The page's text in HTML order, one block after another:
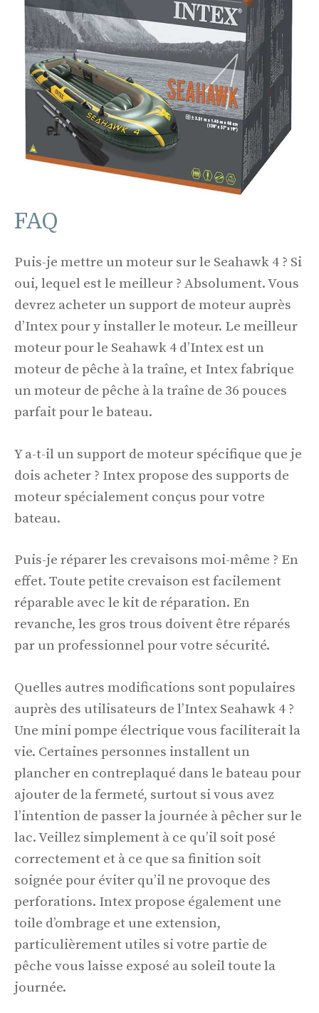
FAQ
Puis-je mettre un moteur sur le Seahawk 4 ? Si
oui, lequel est le meilleur ? Absolument. Vous
devrez acheter un support de moteur auprès
d’Intex pour y installer le moteur. Le meilleur
moteur pour le Seahawk 4 d’Intex est un
moteur de pêche à la traîne, et Intex fabrique
un moteur de pêche à la traîne de 36 pouces
parfait pour le bateau.
Y a-t-il un support de moteur spécifique que je
dois acheter ? Intex propose des supports de
moteur spécialement conçus pour votre
bateau.
Puis-je réparer les crevaisons moi-même ? En
effet. Toute petite crevaison est facilement
réparable avec le kit de réparation. En
revanche, les gros trous doivent être réparés
par un professionnel pour votre sécurité.
Quelles autres modifications sont populaires
auprès des utilisateurs de l’Intex Seahawk 4 ?
Une mini pompe électrique vous faciliterait la
vie. Certaines personnes installent un
plancher en contreplaqué dans le bateau pour
ajouter de la fermeté, surtout si vous avez
l’intention de passer la journée à pêcher sur le
lac. Veillez simplement à ce qu’il soit posé
correctement et à ce que sa finition soit
soignée pour éviter qu’il ne provoque des
perforations. Intex propose également une
toile d’ombrage et une extension,
particulièrement utiles si votre partie de
pêche vous laisse exposé au soleil toute la
journée.